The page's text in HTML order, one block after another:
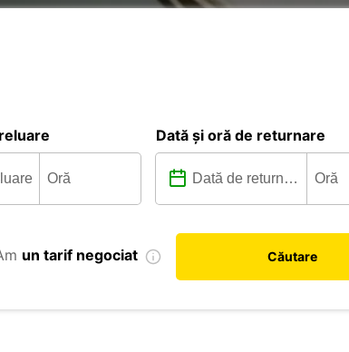
Dată și oră de returnare
un tarif negociat Căutare